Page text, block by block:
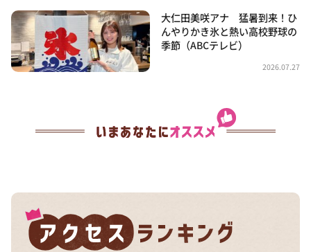
大仁田美咲アナ 猛暑到来！ひ
んやりかき氷と熱い高校野球の
季節（ABCテレビ）
2026.07.27